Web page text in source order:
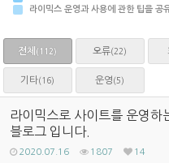
라이믹스 운영과 사용에 관한 팁을 공
전체 (112) 오류(22)
기타(16) 운영 (5)
라이믹스로 사이트를 운영하
블로그 입니다.
2020.07.16 1807 14